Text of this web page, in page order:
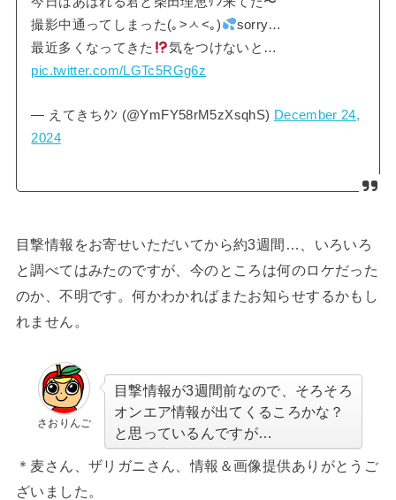
撮影中通ってしまった(｡>ㅅ<｡)
sorry…
最近多くなってきた
気をつけないと…
pic.twitter.com/LGTc5RGg6z
— えてきちｸﾝ (@YmFY58rM5zXsqhS) December 24,
2024
目撃情報をお寄せいただいてから約3週間…、いろいろ
と調べてはみたのですが、今のところは何のロケだった
のか、不明です。何かわかればまたお知らせするかもし
れません。
さおりんご
目撃情報が3週間前なので、そろそろ
オンエア情報が出てくるころかな？
と思っているんですが…
＊麦さん、ザリガニさん、情報＆画像提供ありがとうご
ざいました。